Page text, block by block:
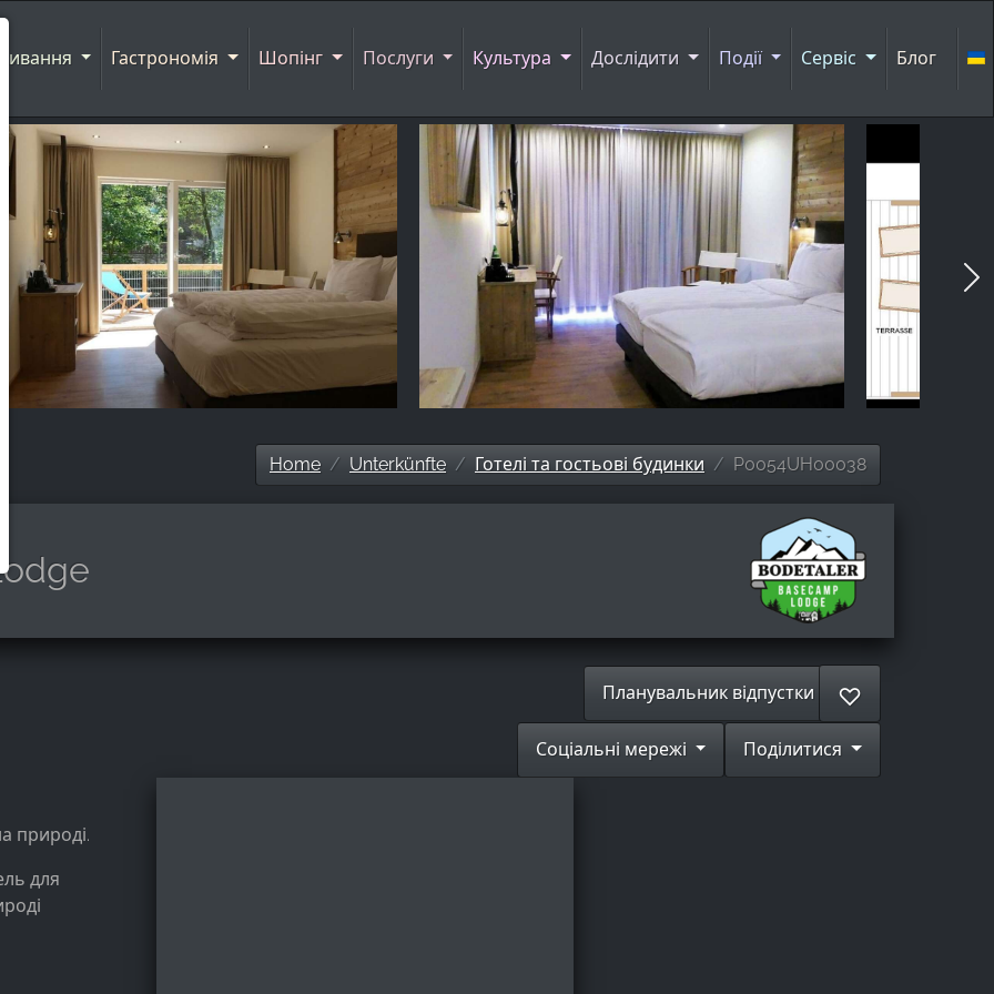
Гастрономія Шопінг Послуги Культура Дослідити Події Сервіс Блог
Home Unterkünfte Готелі та гостьові будинки P0054UH00038
Планувальник відпустки ♡
Поділитися
Соціальні мережі
природі.
для